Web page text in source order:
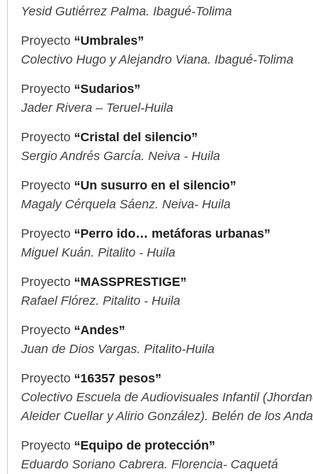
Yesid Gutiérrez Palma. Ibagué-Tolima
Proyecto “Umbrales”
Colectivo Hugo y Alejandro Viana. Ibagué-Tolima
Proyecto “Sudarios”
Jader Rivera – Teruel-Huila
Proyecto “Cristal del silencio”
Sergio Andrés García. Neiva - Huila
Proyecto “Un susurro en el silencio”
Magaly Cérquela Sáenz. Neiva- Huila
Proyecto “Perro ido… metáforas urbanas”
Miguel Kuán. Pitalito - Huila
Proyecto “MASSPRESTIGE”
Rafael Flórez. Pitalito - Huila
Proyecto “Andes”
Juan de Dios Vargas. Pitalito-Huila
Proyecto “16357 pesos”
Colectivo Escuela de Audiovisuales Infantil
Aleider Cuellar y Alirio González). Belén de los
Proyecto “Equipo de protección”
Eduardo Soriano Cabrera. Florencia- Caquetá